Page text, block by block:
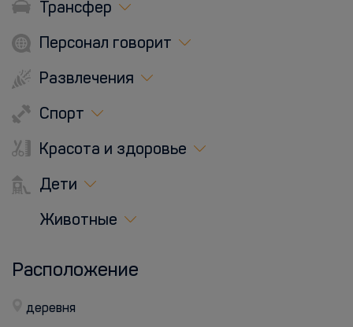
Трансфер
Персонал говорит
Развлечения
Спорт
Красота и здоровье
Дети
Животные
Расположение
деревня